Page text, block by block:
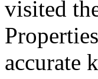
visited
accurate